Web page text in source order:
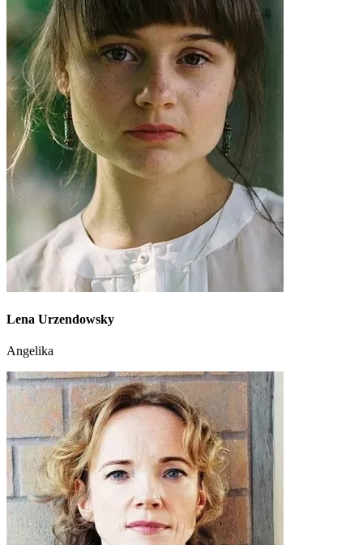
Lena Urzendowsky
Angelika